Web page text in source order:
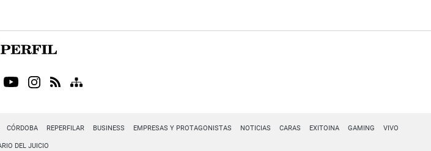
CÓRDOBA REPERFILAR BUSINESS EMPRESAS Y PROTAGONISTAS NOTICIAS CARAS EXITOINA GAMING VIVO
DEL JUICIO